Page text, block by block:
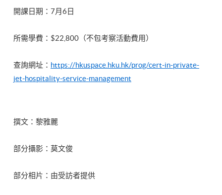
開課日期：7月6日
所需學費：$22,800（不包考察活動費用）
查詢網址： https://hkuspace.hku.hk/prog/cert-in-private-
jet-hospitality-service-management
撰文：黎雅麗
部分攝影：莫文俊
部分相片：由受訪者提供